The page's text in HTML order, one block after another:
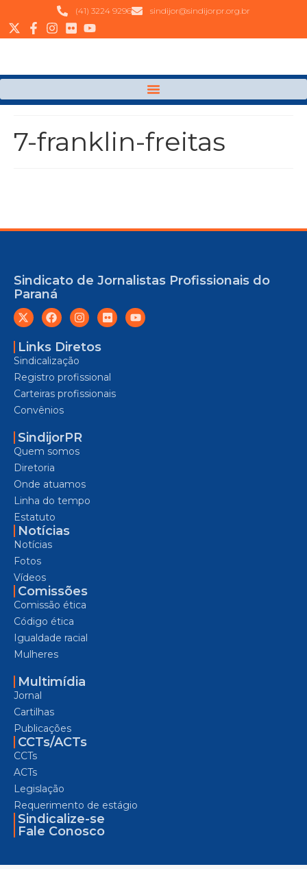
(41) 3224 9296 sindijor@sindijorpr.org.br
7-franklin-freitas
Sindicato de Jornalistas Profissionais do
Paraná
Links Diretos
Sindicalização
Registro profissional
Carteiras profissionais
Convênios
SindijorPR
Quem somos
Diretoria
Onde atuamos
Linha do tempo
Estatuto
Notícias
Notícias
Fotos
Vídeos
Comissões
Comissão ética
Código ética
Igualdade racial
Mulheres
Multimídia
Jornal
Cartilhas
Publicações
CCTs/ACTs
CCTs
ACTs
Legislação
Requerimento de estágio
Sindicalize-se
Fale Conosco